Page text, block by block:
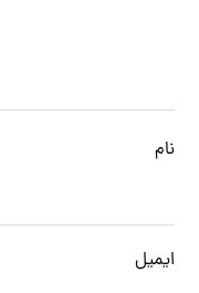
نام
ایمیل